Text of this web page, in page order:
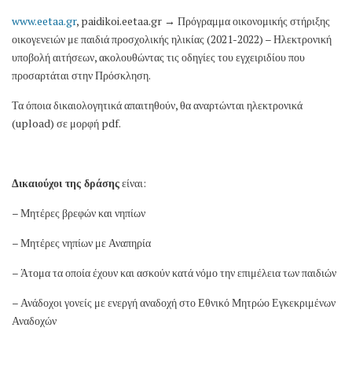
www.eetaa.gr, paidikoi.eetaa.gr → Πρόγραμμα οικονομικής στήριξης
οικογενειών με παιδιά προσχολικής ηλικίας (2021-2022) – Ηλεκτρονική
υποβολή αιτήσεων, ακολουθώντας τις οδηγίες του εγχειριδίου που
προσαρτάται στην Πρόσκληση.
Τα όποια δικαιολογητικά απαιτηθούν, θα αναρτώνται ηλεκτρονικά
(upload) σε μορφή pdf.
Δικαιούχοι της δράσηςείναι:
– Μητέρες βρεφών και νηπίων
– Μητέρες νηπίων με Αναπηρία
– Άτομα τα οποία έχουν και ασκούν κατά νόμο την επιμέλεια των παιδιών
– Ανάδοχοι γονείς με ενεργή αναδοχή στο Εθνικό Μητρώο Εγκεκριμένων
Αναδοχών